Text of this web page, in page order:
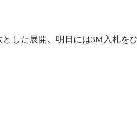
た展開。明日には3M入札を